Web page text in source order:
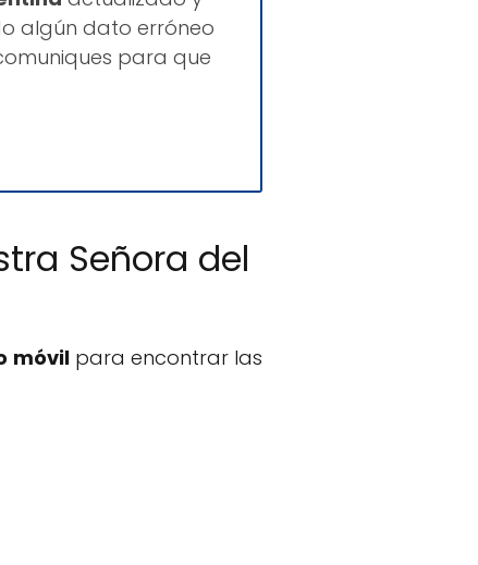
algún dato erróneo
para que
Señora del
móvilpara encontrar las